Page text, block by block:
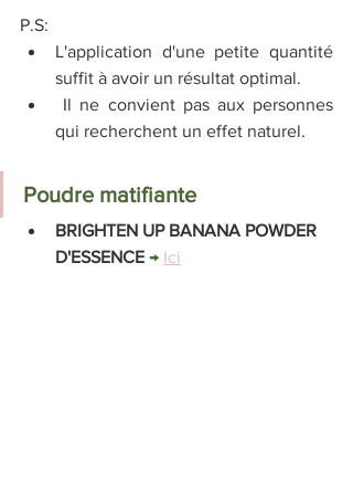
P.S:
L'application d'une petite quantité
suffit à avoir un résultat optimal.
Il ne convient pas aux personnes
qui recherchent un effet naturel.
Poudre matifiante
BRIGHTEN UP BANANA POWDER
D'ESSENCE → Ici